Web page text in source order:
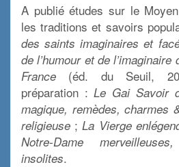
A publié études sur le
les traditions et savoirs
des saints imaginaires et
de l’humour et de
France (éd. du Seuil,
préparation :Le Gai Savoir
magique, remèdes, charmes
religieuse ;La Vierge
Notre-Dame
insolites.